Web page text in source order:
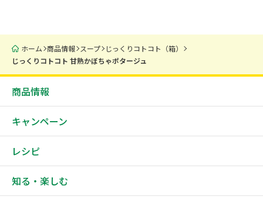
ホーム 商品情報 スープ
じっくりコトコト（箱）
じっくりコトコト 甘熟かぼちゃポタージュ
商品情報
キャンペーン
レシピ
知る・楽しむ